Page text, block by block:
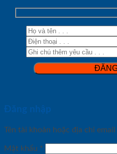
Đăng nhập
Tên tài khoản hoặc địa chỉ email
Mật khẩu *